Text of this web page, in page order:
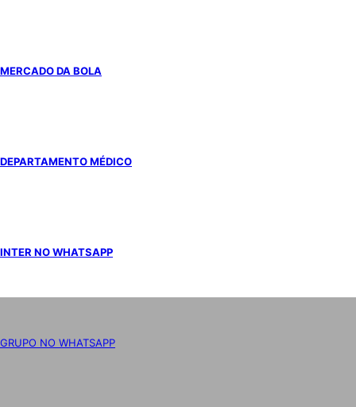
MERCADO DA BOLA
DEPARTAMENTO MÉDICO
INTER NO WHATSAPP
GRUPO NO WHATSAPP